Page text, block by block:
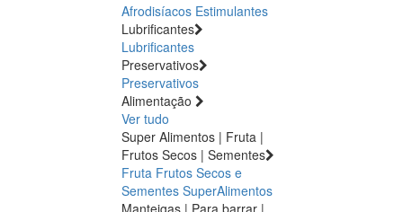
Afrodisíacos Estimulantes
Lubrificantes
Lubrificantes
Preservativos
Preservativos
Alimentação
Ver tudo
Super Alimentos | Fruta |
Frutos Secos | Sementes
Fruta Frutos Secos e
Sementes SuperAlimentos
Manteigas | Para barrar |